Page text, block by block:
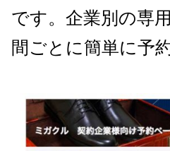
です。企業別の専
間ごとに簡単に予